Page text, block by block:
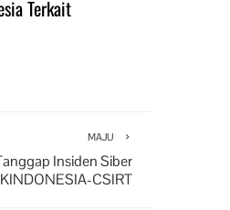
Terkait
MAJU
Insiden Siber
CSIRT